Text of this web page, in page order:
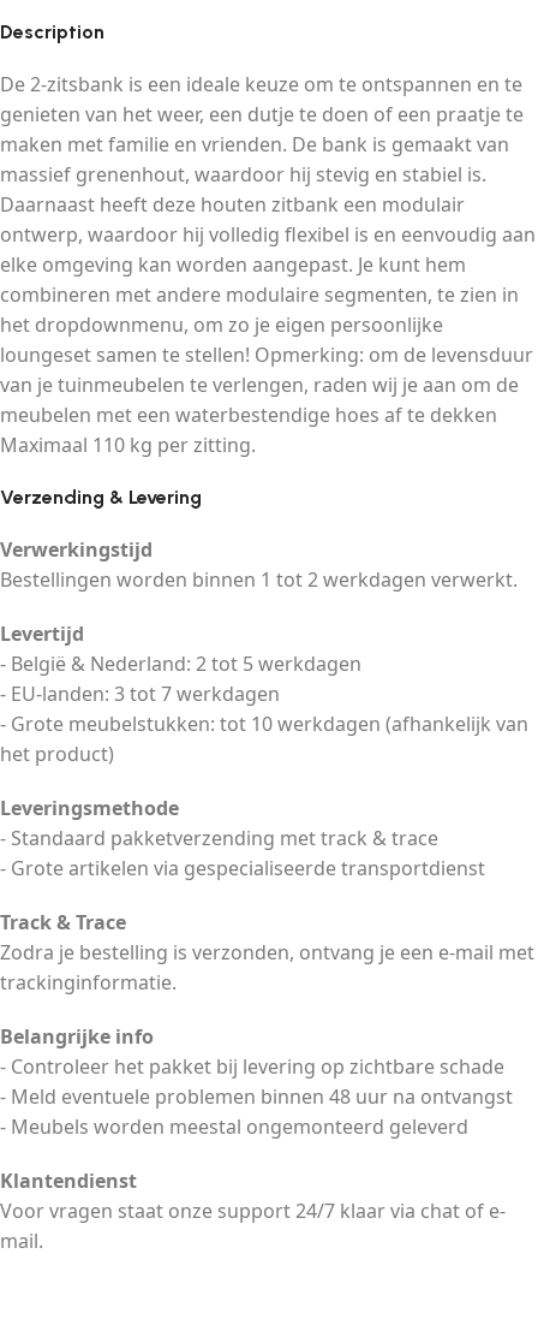
Description
De 2-zitsbank is een ideale keuze om te ontspannen en te
genieten van het weer, een dutje te doen of een praatje te
maken met familie en vrienden. De bank is gemaakt van
massief grenenhout, waardoor hij stevig en stabiel is.
Daarnaast heeft deze houten zitbank een modulair
ontwerp, waardoor hij volledig flexibel is en eenvoudig aan
elke omgeving kan worden aangepast. Je kunt hem
combineren met andere modulaire segmenten, te zien in
het dropdownmenu, om zo je eigen persoonlijke
loungeset samen te stellen! Opmerking: om de levensduur
van je tuinmeubelen te verlengen, raden wij je aan om de
meubelen met een waterbestendige hoes af te dekken
Maximaal 110 kg per zitting.
Verzending & Levering
Verwerkingstijd
Bestellingen worden binnen 1 tot 2 werkdagen verwerkt.
Levertijd
- België & Nederland: 2 tot 5 werkdagen
- EU-landen: 3 tot 7 werkdagen
- Grote meubelstukken: tot 10 werkdagen (afhankelijk van
het product)
Leveringsmethode
- Standaard pakketverzending met track & trace
- Grote artikelen via gespecialiseerde transportdienst
Track & Trace
Zodra je bestelling is verzonden, ontvang je een e-mail met
trackinginformatie.
Belangrijke info
- Controleer het pakket bij levering op zichtbare schade
- Meld eventuele problemen binnen 48 uur na ontvangst
- Meubels worden meestal ongemonteerd geleverd
Klantendienst
Voor vragen staat onze support 24/7 klaar via chat of e-
mail.